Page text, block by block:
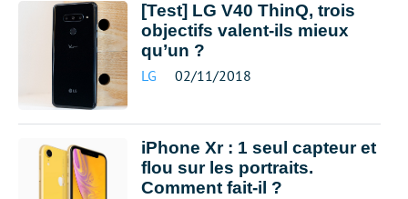
[Test] LG V40 ThinQ, trois
objectifs valent-ils mieux
qu’un ?
LG 02/11/2018
iPhone Xr : 1 seul capteur et
flou sur les portraits.
Comment fait-il ?